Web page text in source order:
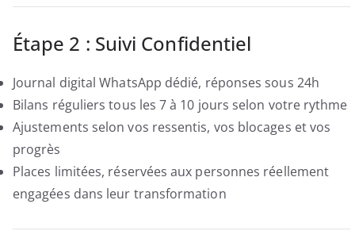
Étape 2 : Suivi Confidentiel
Journal digital WhatsApp dédié, réponses sous 24h
Bilans réguliers tous les 7 à 10 jours selon votre rythme
Ajustements selon vos ressentis, vos blocages et vos
progrès
Places limitées, réservées aux personnes réellement
engagées dans leur transformation